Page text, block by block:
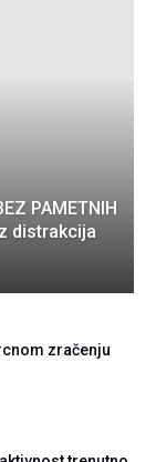
PAMETNIH
distrakcija
zračenju